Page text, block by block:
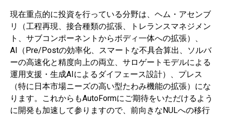
現在重点的に投資を行っている分野は、ヘム・アセンブ
リ（工程再現、接合種類の拡張、トレランスマネジメン
ト、サブコンポーネントからボディ一体への拡張）、
AI（Pre/Postの効率化、スマートな不具合算出、ソルバ
ーの高速化と精度向上の両立、サロゲートモデルによる
運用支援・生成AIによるダイフェース設計）、プレス
（特に日本市場ニーズの高い型たわみ機能の拡張）にな
ります。これからもAutoFormにご期待をいただけるよう
に開発も加速して参りますので、前向きなNULへの移行